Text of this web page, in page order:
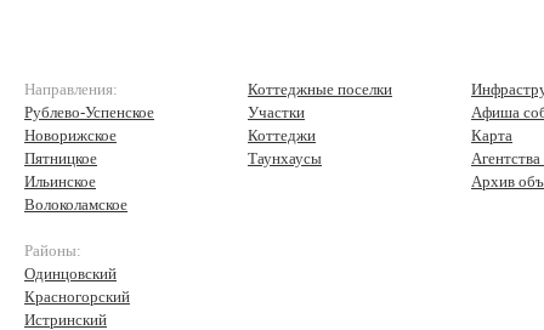
Направления:
Рублево-Успенское
Новорижское
Пятницкое
Ильинское
Волоколамское
Районы:
Одинцовский
Красногорский
Истринский
Коттеджные поселки
Участки
Коттеджи
Таунхаусы
Афиша
Карта
Архив